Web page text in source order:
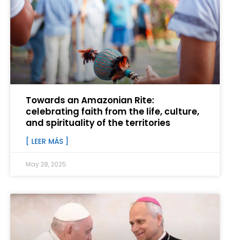
Towards an Amazonian Rite:
celebrating faith from the life, culture,
and spirituality of the territories
[ LEER MÁS ]
May 28, 2025